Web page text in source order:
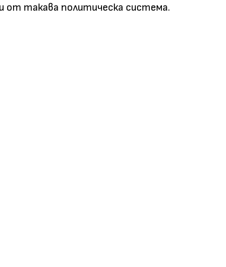
от такава политическа система.